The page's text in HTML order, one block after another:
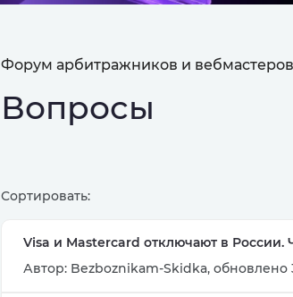
Форум арбитражников и вебмастеров
Вопросы
Сортировать:
Visa и Mastercard отключают в России.
Автор: Bezboznikam-Skidka, обновлено